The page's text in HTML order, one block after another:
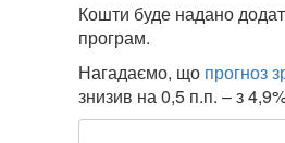
Кошти буде надано
програм.
Нагадаємо, що прогноз
знизив на 0,5 п.п. – з